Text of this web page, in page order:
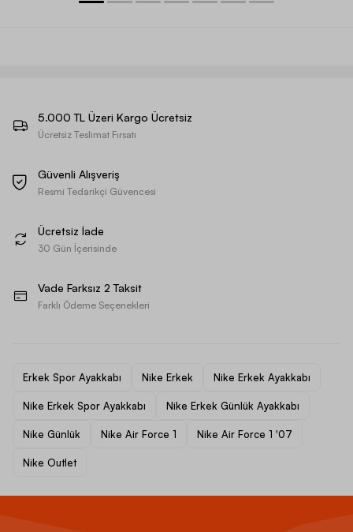
5.000 TL Üzeri Kargo Ücretsiz
Ücretsiz Teslimat Fırsatı
Güvenli Alışveriş
Resmi Tedarikçi Güvencesi
Ücretsiz İade
30 Gün İçerisinde
Vade Farksız 2 Taksit
Farklı Ödeme Seçenekleri
Erkek Spor Ayakkabı Nike Erkek Nike Erkek Ayakkabı
Nike Erkek Spor Ayakkabı Nike Erkek Günlük Ayakkabı
Nike Günlük Nike Air Force 1 Nike Air Force 1 '07
Nike Outlet